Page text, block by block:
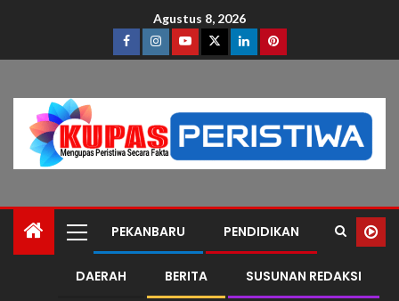
Agustus 8, 2026
PEKANBARU PENDIDIKAN
DAERAH BERITA SUSUNAN REDAKSI